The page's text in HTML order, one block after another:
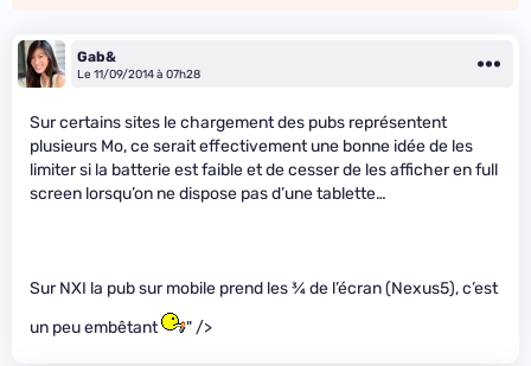
Gab&
Le 11/09/2014 à 07h28
Sur certains sites le chargement des pubs représentent
plusieurs Mo, ce serait effectivement une bonne idée de les
limiter si la batterie est faible et de cesser de les afficher en full
screen lorsqu’on ne dispose pas d’une tablette…
Sur NXI la pub sur mobile prend les3⁄4de l’écran (Nexus5), c’est
un peu embêtant
" />